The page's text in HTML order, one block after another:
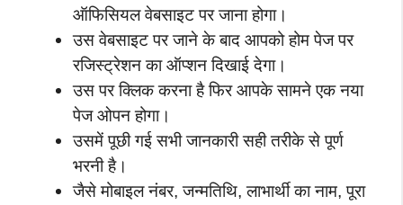
ऑफिसियल वेबसाइट पर जाना होगा।
उस वेबसाइट पर जाने के बाद आपको होम पेज पर
रजिस्ट्रेशन का ऑप्शन दिखाई देगा।
उस पर क्लिक करना है फिर आपके सामने एक नया
पेज ओपन होगा।
उसमें पूछी गई सभी जानकारी सही तरीके से पूर्ण
भरनी है।
जैसे मोबाइल नंबर, जन्मतिथि, लाभार्थी का नाम, पूरा